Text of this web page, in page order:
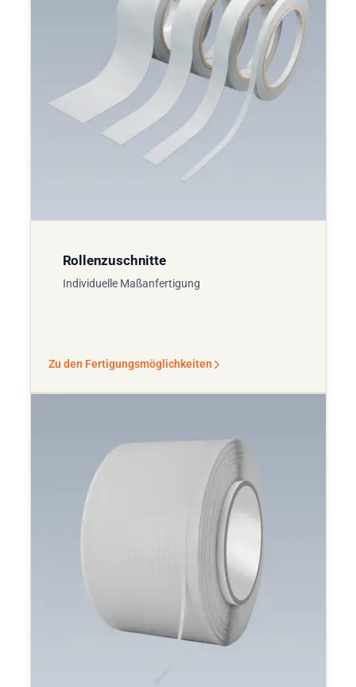
Rollenzuschnitte
Individuelle Maßanfertigung
Zu den Fertigungsmöglichkeiten